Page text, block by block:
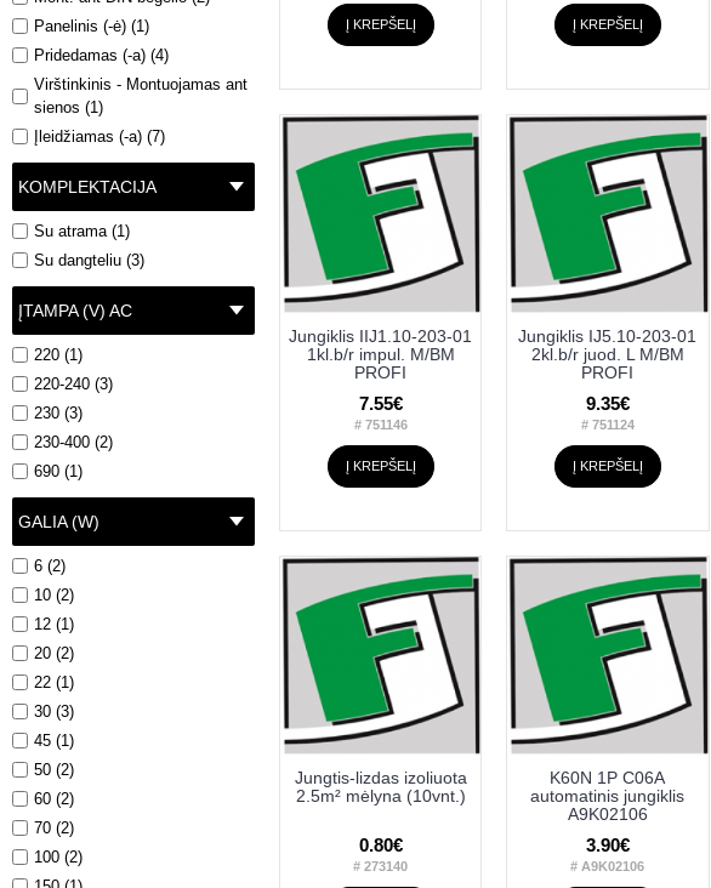
Panelinis (-ė) (1)
Pridedamas (-a) (4)
Virštinkinis - Montuojamas ant
sienos (1)
Įleidžiamas (-a) (7)
KOMPLEKTACIJA
Su atrama (1)
Su dangteliu (3)
ĮTAMPA (V) AC
220 (1)
220-240 (3)
230 (3)
230-400 (2)
690 (1)
GALIA (W)
6 (2)
10 (2)
12 (1)
20 (2)
22 (1)
30 (3)
45 (1)
50 (2)
60 (2)
70 (2)
100 (2)
Į KREPŠELĮ Į KREPŠELĮ
Jungiklis IIJ1.10-203-01
1kl.b/r impul. M/BM
PROFI
7.55€
# 751146
Į KREPŠELĮ
Jungiklis IJ5.10-203-01
2kl.b/r juod. L M/BM
PROFI
9.35€
# 751124
Į KREPŠELĮ
Jungtis-lizdas izoliuota
2.5m² mėlyna (10vnt.)
0.80€
# 273140
K60N 1P C06A
automatinis jungiklis
A9K02106
3.90€
# A9K02106